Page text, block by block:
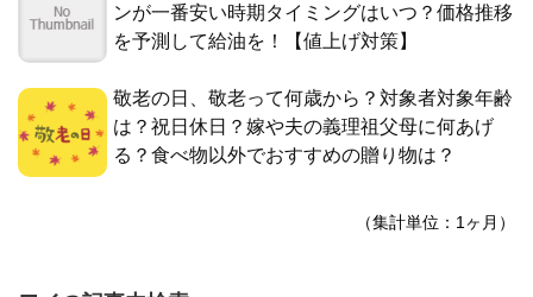
ンが一番安い時期タイミングはいつ？価格推移
を予測して給油を！【値上げ対策】
敬老の日、敬老って何歳から？対象者対象年齢
は？祝日休日？嫁や夫の義理祖父母に何あげ
る？食べ物以外でおすすめの贈り物は？
（集計単位：1ヶ月）